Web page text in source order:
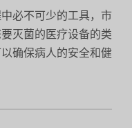
必不可少的工具，市
灭菌的医疗设备的类
确保病人的安全和健